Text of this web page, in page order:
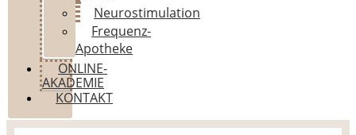
Neurostimulation
Frequenz-
Apotheke
ONLINE-
AKADEMIE
KONTAKT